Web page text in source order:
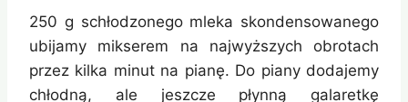
250 g schłodzonego mleka skondensowanego
ubijamy mikserem na najwyższych obrotach
przez kilka minut na pianę. Do piany dodajemy
chłodną, ale jeszcze płynną galaretkę